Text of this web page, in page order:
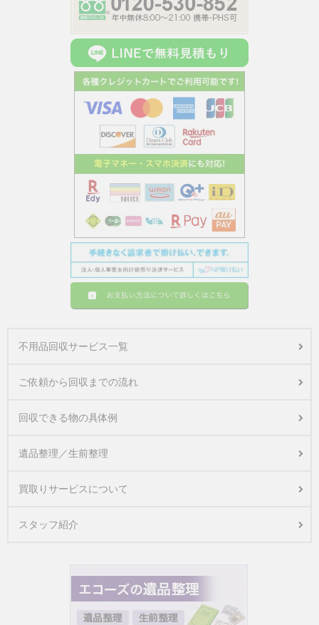
不用品回収サービス一覧
ご依頼から回収までの流れ
回収できる物の具体例
遺品整理／生前整理
買取りサービスについて
スタッフ紹介